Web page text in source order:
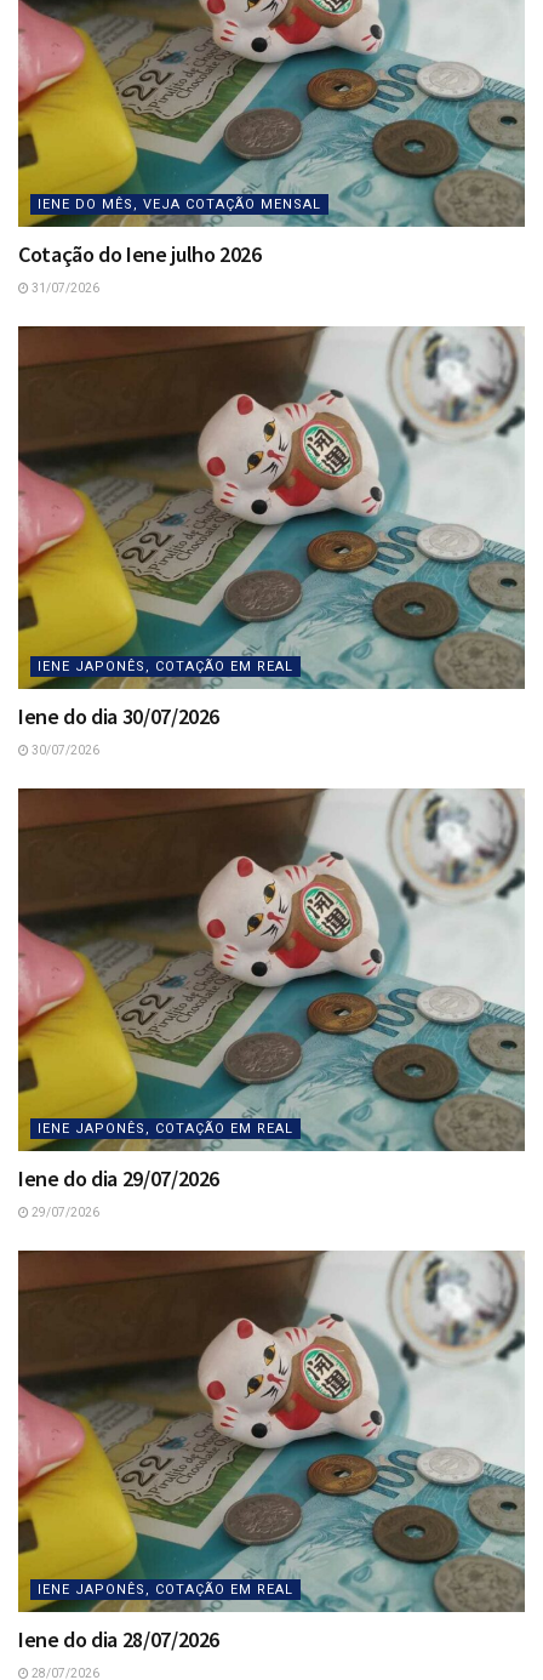
IENE DO MÊS, VEJA COTAÇÃO MENSAL
Cotação do Iene julho 2026
31/07/2026
IENE JAPONÊS, COTAÇÃO EM REAL
Iene do dia 30/07/2026
30/07/2026
IENE JAPONÊS, COTAÇÃO EM REAL
Iene do dia 29/07/2026
29/07/2026
IENE JAPONÊS, COTAÇÃO EM REAL
Iene do dia 28/07/2026
28/07/2026